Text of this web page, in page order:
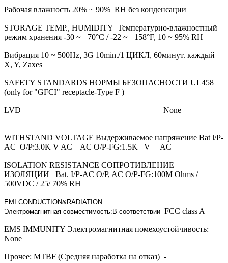
Рабочая влажность 20% ~ 90% RH без конденсации
STORAGE TEMP., HUMIDITY Температурно-влажностный
режим хранения -30 ~ +70°C / -22 ~ +158°F, 10 ~ 95% RH
Вибрация 10 ~ 500Hz, 3G 10min./1 ЦИКЛ, 60минут. каждый
X, Y, Zaxes
SAFETY STANDARDS НОРМЫ БЕЗОПАСНОСТИ UL458
(only for "GFCI" receptacle-Type F )
LVD None
WITHSTAND VOLTAGE Выдерживаемое напряжение Bat l/P-
AC O/P:3.0K V AC AC O/P-FG:1.5K V AC
ISOLATION RESISTANCE СОПРОТИВЛЕНИЕ
ИЗОЛЯЦИИ Bat. I/P-AC O/P, AC O/P-FG:100M Ohms /
500VDC / 25/ 70% RH
EMI CONDUCTION&RADIATION
Электромагнитная совместимость:В соответствии FCC class A
EMS IMMUNITY Электромагнитная помехоустойчивость:
None
Прочее: MTBF (Средняя наработка на отказ) -